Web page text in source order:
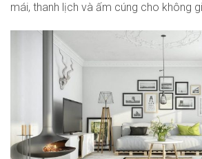
mái, thanh lịch và ấm cúng cho không